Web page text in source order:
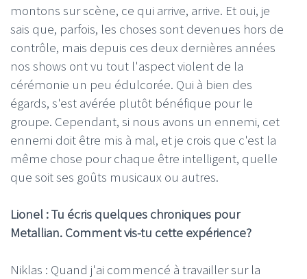
montons sur scène, ce qui arrive, arrive. Et oui, je
sais que, parfois, les choses sont devenues hors de
contrôle, mais depuis ces deux dernières années
nos shows ont vu tout l'aspect violent de la
cérémonie un peu édulcorée. Qui à bien des
égards, s'est avérée plutôt bénéfique pour le
groupe. Cependant, si nous avons un ennemi, cet
ennemi doit être mis à mal, et je crois que c'est la
même chose pour chaque être intelligent, quelle
que soit ses goûts musicaux ou autres.
Lionel : Tu écris quelques chroniques pour
Metallian. Comment vis-tu cette expérience?
Niklas : Quand j'ai commencé à travailler sur la